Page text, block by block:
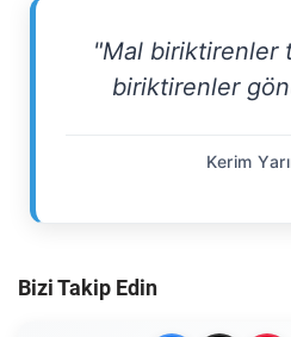
"Mal biriktirenler
biriktirenler
Kerim
Bizi Takip Edin